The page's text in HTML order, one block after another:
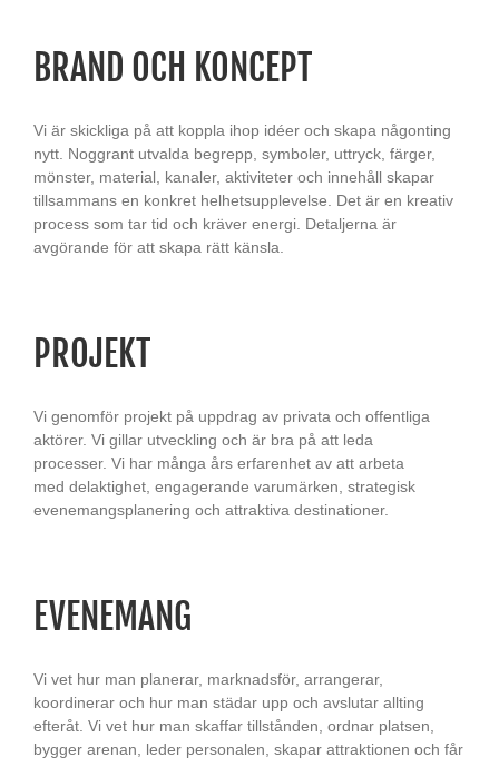
BRAND OCH KONCEPT
Vi är skickliga på att koppla ihop idéer och skapa någonting
nytt. Noggrant utvalda begrepp, symboler, uttryck, färger,
mönster, material, kanaler, aktiviteter och innehåll skapar
tillsammans en konkret helhetsupplevelse. Det är en kreativ
process som tar tid och kräver energi. Detaljerna är
avgörande för att skapa rätt känsla.
PROJEKT
Vi genomför projekt på uppdrag av privata och offentliga
aktörer. Vi gillar utveckling och är bra på att leda
processer. Vi har många års erfarenhet av att arbeta
med delaktighet, engagerande varumärken, strategisk
evenemangsplanering och attraktiva destinationer.
EVENEMANG
Vi vet hur man planerar, marknadsför, arrangerar,
koordinerar och hur man städar upp och avslutar allting
efteråt. Vi vet hur man skaffar tillstånden, ordnar platsen,
bygger arenan, leder personalen, skapar attraktionen och får